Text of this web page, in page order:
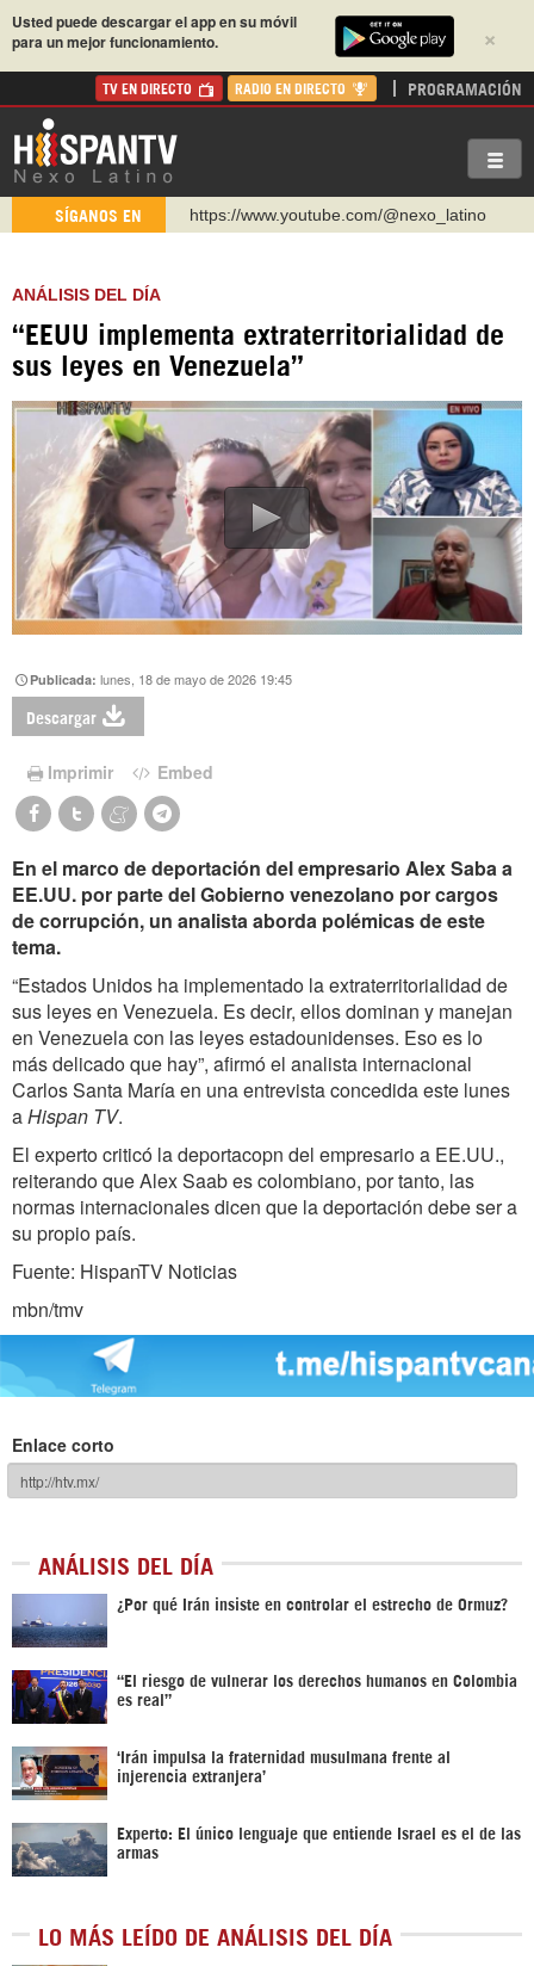
×
Usted puede descargar el app en su móvil
para un mejor funcionamiento.
TV EN DIRECTO RADIO EN DIRECTO PROGRAMACIÓN
SÍGANOS EN
https://www.youtube.com/@nexo_latino
https://urmedium.com/c/hispantv
WhatsApp y Viber: +98 921 79 29 404
https://www.facebook.com/Nexolatino.Canal
ANÁLISIS DEL DÍA
“EEUU implementa extraterritorialidad de
sus leyes en Venezuela”
Publicada:lunes, 18 de mayo de 2026 19:45
Descargar
Imprimir Embed
En el marco de deportación del empresario Alex Saba a
EE.UU. por parte del Gobierno venezolano por cargos
de corrupción, un analista aborda polémicas de este
tema.
“Estados Unidos ha implementado la extraterritorialidad de
sus leyes en Venezuela. Es decir, ellos dominan y manejan
en Venezuela con las leyes estadounidenses. Eso es lo
más delicado que hay”, afirmó el analista internacional
CarlosSanta María en una entrevista concedida este lunes
aHispan TV.
El experto criticó la deportacopn del empresario a EE.UU.,
reiterando que Alex Saab es colombiano, por tanto, las
normas internacionales dicen que la deportación debe ser a
su propio país.
Fuente: HispanTV Noticias
mbn/tmv
Enlace corto
ANÁLISIS DEL DÍA
¿Por qué Irán insiste en controlar el estrecho de Ormuz?
“El riesgo de vulnerar los derechos humanos en Colombia
es real”
‘Irán impulsa la fraternidad musulmana frente al
injerencia extranjera’
Experto: El único lenguaje que entiende Israel es el de las
armas
LO MÁS LEÍDO DE ANÁLISIS DEL DÍA